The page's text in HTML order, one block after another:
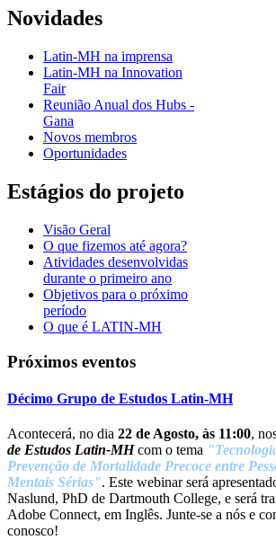
Novidades
Latin-MH na imprensa
Latin-MH na Innovation
Fair
Reunião Anual dos Hubs -
Gana
Novos membros
Oportunidades
Estágios do projeto
Visão Geral
O que fizemos até agora?
Atividades desenvolvidas
durante o primeiro ano
Objetivos para o próximo
período
O que é LATIN-MH
Próximos eventos
Décimo Grupo de Estudos Latin-MH
Acontecerá, no dia 22 de Agosto, às 11:00,
de Estudos Latin-MHcom o tema
Prevenção de Mortalidade Precoce entre
Mentais Sérias". Este webinar será
Naslund, PhD de Dartmouth College, e será
Adobe Connect, em Inglês. Junte-se a nós e
conosco!